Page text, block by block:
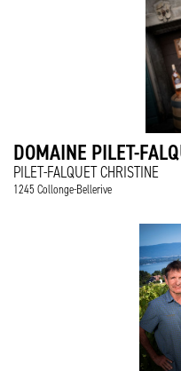
DOMAINE PILET-
PILET-FALQUET CHRISTINE
1245 Collonge-Bellerive